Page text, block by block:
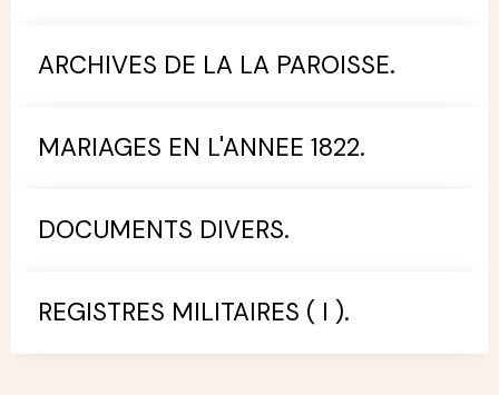
ARCHIVES DE LA LA PAROISSE.
MARIAGES EN L'ANNEE 1822.
DOCUMENTS DIVERS.
REGISTRES MILITAIRES ( I ).